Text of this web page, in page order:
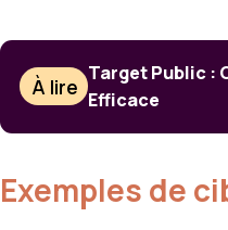
À lire
Target Public :
Efficace
Exemples de